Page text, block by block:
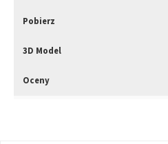
Pobierz
3D Model
Oceny